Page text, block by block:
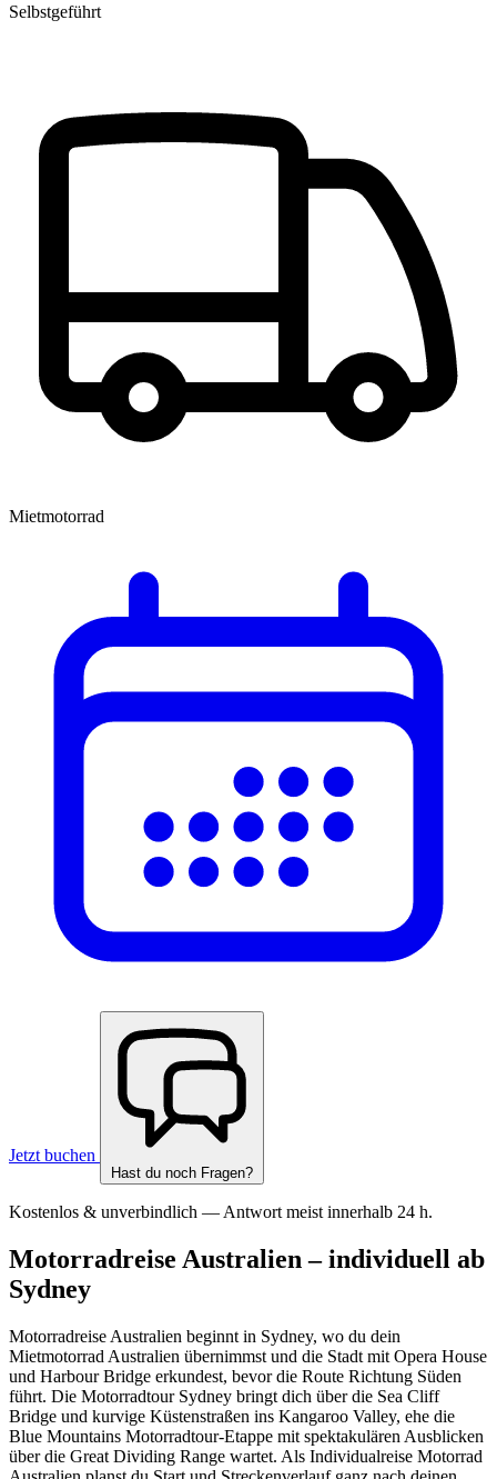
Selbstgeführt
Mietmotorrad
Jetzt buchen
Hast du noch Fragen?
Kostenlos & unverbindlich — Antwort meist innerhalb 24 h.
Motorradreise Australien – individuell ab
Sydney
Motorradreise Australien beginnt in Sydney, wo du dein
Mietmotorrad Australien übernimmst und die Stadt mit Opera House
und Harbour Bridge erkundest, bevor die Route Richtung Süden
führt. Die Motorradtour Sydney bringt dich über die Sea Cliff
Bridge und kurvige Küstenstraßen ins Kangaroo Valley, ehe die
Blue Mountains Motorradtour-Etappe mit spektakulären Ausblicken
über die Great Dividing Range wartet. Als Individualreise Motorrad